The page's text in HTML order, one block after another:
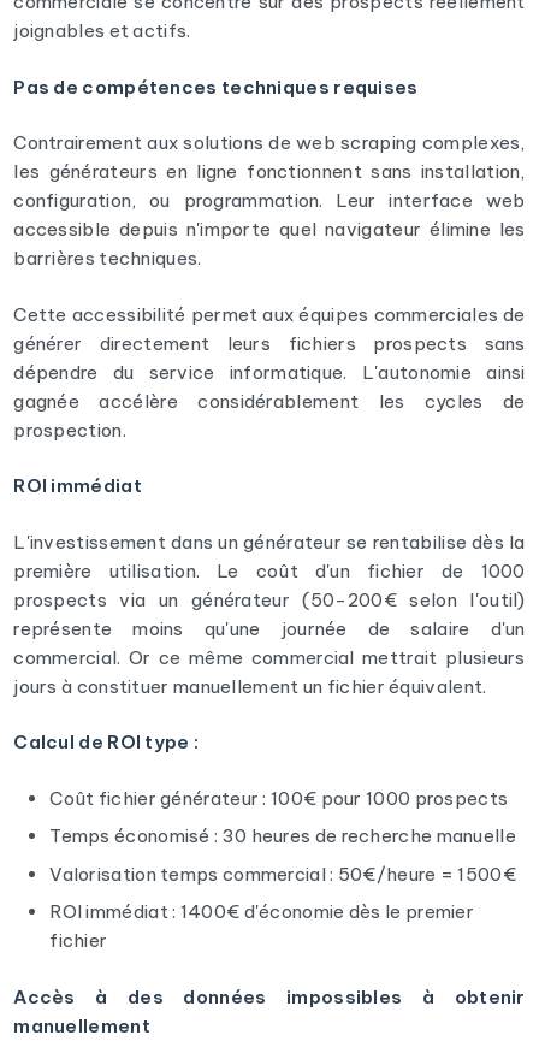
joignables et actifs.
Pas de compétences techniques requises
Contrairement aux solutions de web scraping complexes,
les générateurs en ligne fonctionnent sans installation,
configuration, ou programmation. Leur interface web
accessible depuis n'importe quel navigateur élimine les
barrières techniques.
Cette accessibilité permet aux équipes commerciales de
générer directement leurs fichiers prospects sans
dépendre du service informatique. L'autonomie ainsi
gagnée accélère considérablement les cycles de
prospection.
ROI immédiat
L'investissement dans un générateur se rentabilise dès la
première utilisation. Le coût d'un fichier de 1000
prospects via un générateur (50-200€ selon l'outil)
représente moins qu'une journée de salaire d'un
commercial. Or ce même commercial mettrait plusieurs
jours à constituer manuellement un fichier équivalent.
Calcul de ROI type :
Coût fichier générateur : 100€ pour 1000 prospects
Temps économisé : 30 heures de recherche manuelle
Valorisation temps commercial : 50€/heure = 1500€
ROI immédiat : 1400€ d'économie dès le premier
fichier
Accès à des données impossibles à obtenir
manuellement